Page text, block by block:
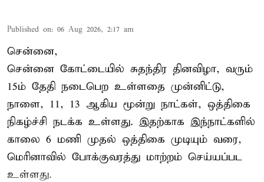
Published on: 06 Aug 2026, 2:17 am
சென்னை,
சென்னை கோட்டையில் சுதந்திர தினவிழா, வரும்
15ம் தேதி நடைபெற உள்ளதை முன்னிட்டு,
நாளை, 11, 13 ஆகிய மூன்று நாட்கள், ஒத்திகை
நிகழ்ச்சி நடக்க உள்ளது. இதற்காக இந்நாட்களில்
காலை 6 மணி முதல் ஒத்திகை முடியும் வரை,
மெரினாவில் போக்குவரத்து மாற்றம் செய்யப்பட
உள்ளது.